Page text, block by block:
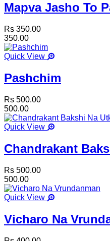
Mapva Jasho To
Rs 350.00
350.00
Quick View
Pashchim
Rs 500.00
500.00
Quick View
Chandrakant
Rs 500.00
500.00
Quick View
Vicharo Na